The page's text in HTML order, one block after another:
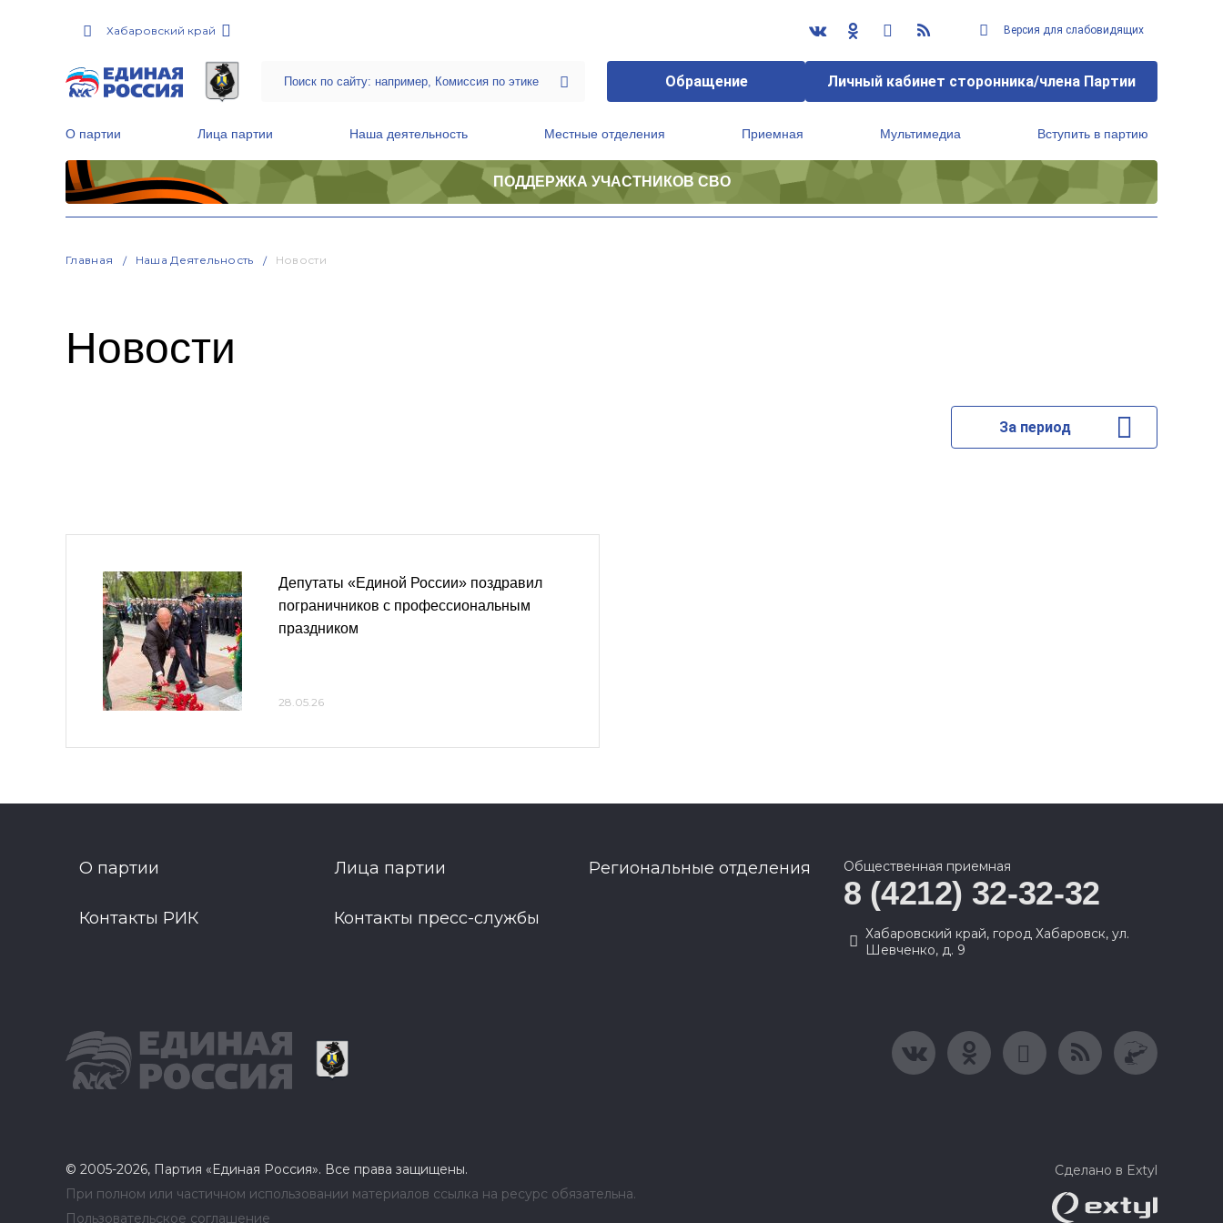
Хабаровский край Версия для слабовидящих
Обращение Личный кабинет сторонника/члена Партии
О партии Лица партии Наша деятельность Местные отделения Приемная Мультимедиа Вступить в партию
ПОДДЕРЖКА УЧАСТНИКОВ СВО
Главная Наша Деятельность Новости
Новости
За период
Депутаты «Единой России» поздравил
пограничников с профессиональным
праздником
28.05.26
О партии Лица партии Региональные отделения
Контакты РИК Контакты пресс-службы
Общественная приемная
8 (4212) 32-32-32
Хабаровский край, город Хабаровск, ул.
Шевченко, д. 9
© 2005-2026, Партия «Единая Россия». Все права защищены.
При полном или частичном использовании материалов ссылка на ресурс обязательна.
Пользовательское соглашение
Сделано в Extyl